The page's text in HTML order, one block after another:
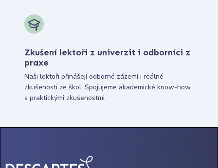
Zkušení lektoři z univerzit i odborníci z
praxe
Naši lektoři přinášejí odborné zázemí i reálné
zkušenosti ze škol. Spojujeme akademické know-how
s praktickými zkušenostmi.